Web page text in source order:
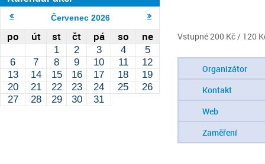
Vstupné 200 Kč / 120
Organizátor
Kontakt
Web
Zaměření
Červenec 2026
po út st čt pá so ne
1 2 3 4
5
6
7 8 9 10 11
12
13
14 15 16 17 18
19
20
21 22 23 24 25
26
27
28 29 30 31